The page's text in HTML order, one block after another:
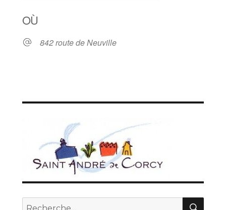
OÙ
842 route de Neuville
Recherche